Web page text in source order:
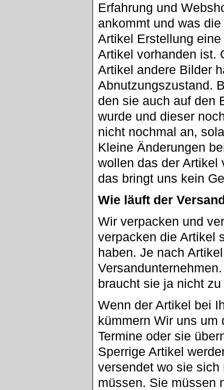
Erfahrung und
ankommt und was
Artikel Erstellung
Artikel vorhanden ist.
Artikel andere Bilder
Abnutzungszustand.
den sie auch auf den
wurde und dieser
nicht nochmal an,
Kleine Änderungen
wollen das der Artikel
das bringt uns kein
Wie läuft der
Wir verpacken und
verpacken die Artikel
haben. Je nach
braucht sie ja nicht
Wenn der Artikel bei
kümmern Wir uns um
Termine oder sie
Sperrige Artikel
versendet wo sie
müssen. Sie müssen